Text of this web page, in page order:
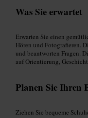
Was Sie erwartet
Erwarten Sie einen
Hören und Fotografieren.
und beantworten Fragen.
auf Orientierung,
Planen Sie Ihren
Ziehen Sie bequeme